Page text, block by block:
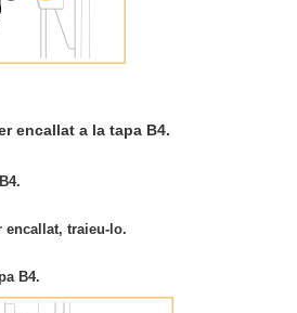
encallat a la tapa B4.
encallat, traieu-lo.
B4.